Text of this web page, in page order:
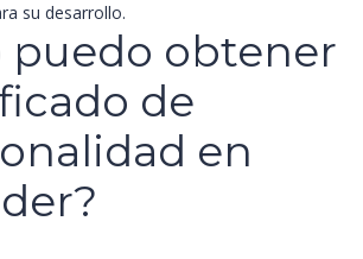
su desarrollo.
puedo obtener
de
en